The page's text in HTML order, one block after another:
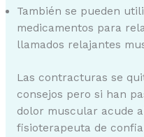
También se pueden
medicamentos para
llamados relajantes
Las contracturas se
consejos pero si han
dolor muscular acude
fisioterapeuta de